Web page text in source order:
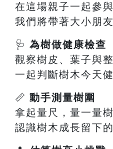
在這場親子一起參
我們將帶著大小朋
🩺 為樹做健康檢查
觀察樹皮、葉子與
一起判斷樹木今天
📏 動手測量樹圍
拿起量尺，量一量
認識樹木成長留下的